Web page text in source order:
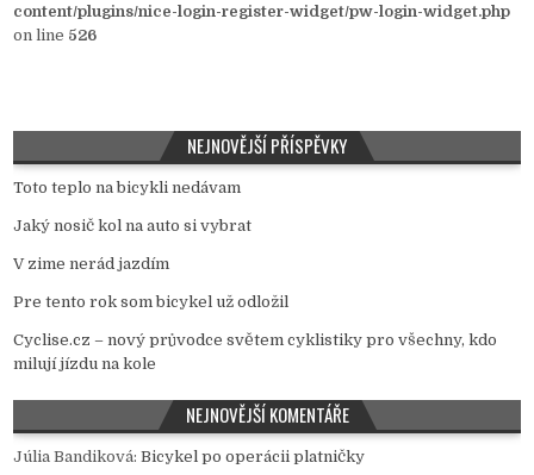
content/plugins/nice-login-register-widget/pw-login-widget.php
on line 526
NEJNOVĚJŠÍ PŘÍSPĚVKY
Toto teplo na bicykli nedávam
Jaký nosič kol na auto si vybrat
V zime nerád jazdím
Pre tento rok som bicykel už odložil
Cyclise.cz – nový průvodce světem cyklistiky pro všechny, kdo
milují jízdu na kole
NEJNOVĚJŠÍ KOMENTÁŘE
Júlia Bandiková:Bicykel po operácii platničky